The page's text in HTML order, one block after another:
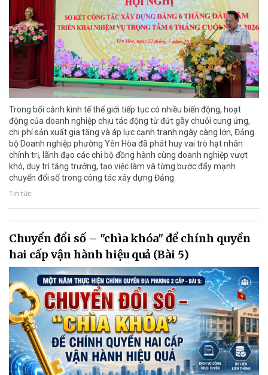
Trong bối cảnh kinh tế thế giới tiếp tục có nhiều biến động, hoạt
động của doanh nghiệp chịu tác động từ đứt gãy chuỗi cung ứng,
chi phí sản xuất gia tăng và áp lực cạnh tranh ngày càng lớn, Đảng
bộ Doanh nghiệp phường Yên Hòa đã phát huy vai trò hạt nhân
chính trị, lãnh đạo các chi bộ đồng hành cùng doanh nghiệp vượt
khó, duy trì tăng trưởng, tạo việc làm và từng bước đẩy mạnh
chuyển đổi số trong công tác xây dựng Đảng.
Tin tức
Chuyển đổi số – "chìa khóa" để chính quyền
hai cấp vận hành hiệu quả (Bài 5)